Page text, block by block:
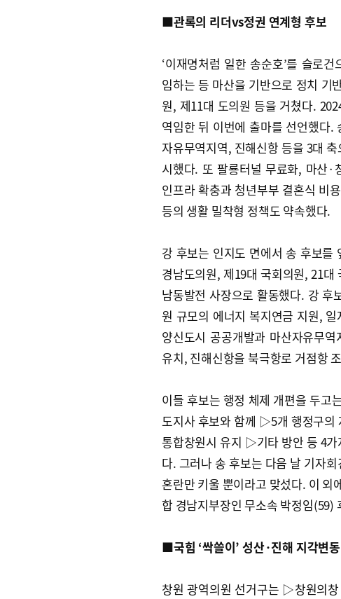
■관록의 리더vs정권 연계형 후보
‘이재명처럼 일한 송순호’를 슬로
임하는 등 마산을 기반으로 정치 기
원, 제11대 도의원 등을 거쳤다.
역임한 뒤 이번에 출마를 선언했다.
자유무역지역, 진해신항 등을 3대
시했다. 또 팔룡터널 무료화, 마산
인프라 확충과 청년부부 결혼식 비
등의 생활 밀착형 정책도 약속했다.
강 후보는 인지도 면에서 송 후보를
경남도의원, 제19대 국회의원, 21
남동발전 사장으로 활동했다. 강 후
원 규모의 에너지 복지연금 지원,
양신도시 공공개발과 마산자유무
유치, 진해신항을 북극항로 거점항
이들 후보는 행정 체제 개편을 두고
도지사 후보와 함께 ▷5개 행정구
통합창원시 유지 ▷기타 방안 등 4가
다. 그러나 송 후보는 다음 날 기자
혼란만 키울 뿐이라고 맞섰다. 이 외
합 경남지부장인 무소속 박정임(59)
■국힘 ‘싹쓸이’ 성산·진해 지각변동
창원 광역의원 선거구는 ▷창원의